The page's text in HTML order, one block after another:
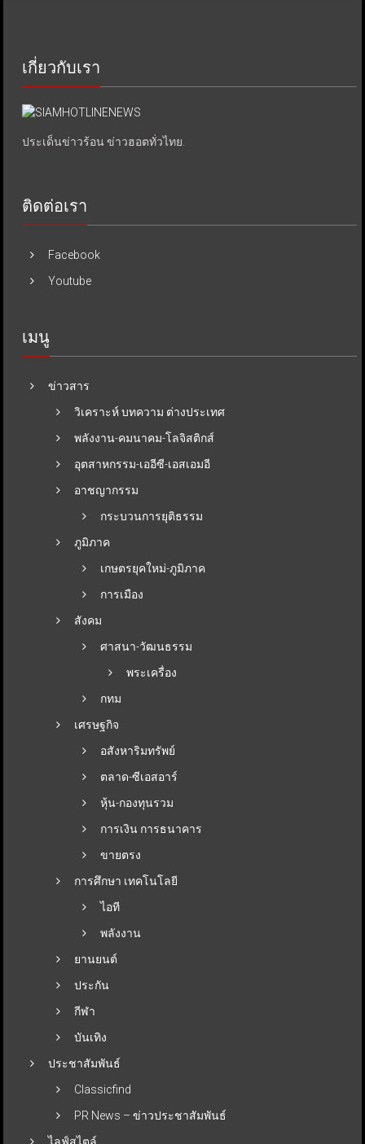
เกี่ยวกับเรา
ประเด็นข่าวร้อน ข่าวฮอตทั่วไทย.
ติดต่อเรา
Facebook
Youtube
เมนู
ข่าวสาร
วิเคราะห์ บทความ ต่างประเทศ
พลังงาน-คมนาคม-โลจิสติกส์
อุตสาหกรรม-เออีซี-เอสเอมอี
อาชญากรรม
กระบวนการยุติธรรม
ภูมิภาค
เกษตรยุคใหม่-ภูมิภาค
การเมือง
สังคม
ศาสนา-วัฒนธรรม
พระเครื่อง
กทม
เศรษฐกิจ
อสังหาริมทรัพย์
ตลาด-ซีเอสอาร์
หุ้น-กองทุนรวม
การเงิน การธนาคาร
ขายตรง
การศึกษา เทคโนโลยี
ไอที
พลังงาน
ยานยนต์
ประกัน
กีฬา
บันเทิง
ประชาสัมพันธ์
Classicfind
PR News – ข่าวประชาสัมพันธ์
ไลฟ์สไตล์